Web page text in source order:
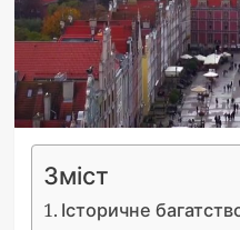
Зміст
Історичне